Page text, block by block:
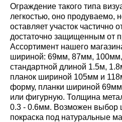
Ограждение такого типа
легкостью, оно продуваемо,
оставляет участок частично
достаточно защищенным от
Ассортимент нашего
шириной: 69мм, 87мм,
стандартной длиной 1.5м,
планок шириной 105мм и
форму, планки шириной
или фигурную. Толщина
0.3 - 0.6мм. Возможен выбор
покраска под натуральные